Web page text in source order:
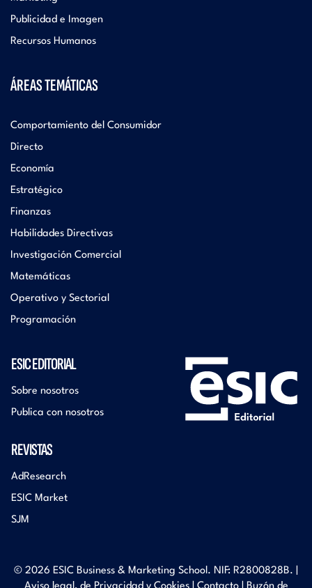
Publicidad e Imagen
Recursos Humanos
ÁREAS TEMÁTICAS
Comportamiento del Consumidor
Directo
Economía
Estratégico
Finanzas
Habilidades Directivas
Investigación Comercial
Matemáticas
Operativo y Sectorial
Programación
ESIC EDITORIAL
Sobre nosotros
Publica con nosotros
REVISTAS
AdResearch
ESIC Market
SJM
© 2026 ESIC Business & Marketing School. NIF: R2800828B. |